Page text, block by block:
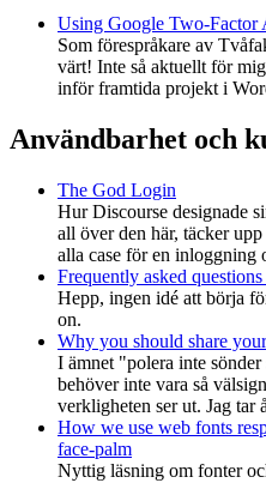
Using Google Two-Factor
Som förespråkare av
värt! Inte så aktuellt för
inför framtida projekt i
Användbarhet och
The God Login
Hur Discourse designade
all över den här, täcker
alla case för en inloggning
Frequently asked
Hepp, ingen idé att börja
on.
Why you should share
I ämnet "polera inte
behöver inte vara så
verkligheten ser ut. Jag tar
How we use web fonts
face-palm
Nyttig läsning om fonter